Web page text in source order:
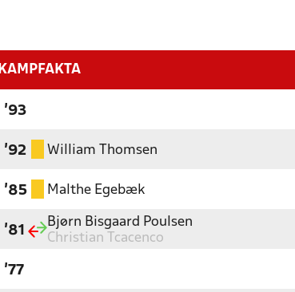
KAMPFAKTA
'93
'92 William Thomsen
'85 Malthe Egebæk
'81
Bjørn Bisgaard Poulsen
Christian Tcacenco
'77